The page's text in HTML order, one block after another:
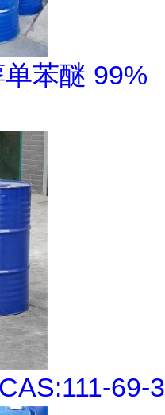
苯醚 99%
69-3